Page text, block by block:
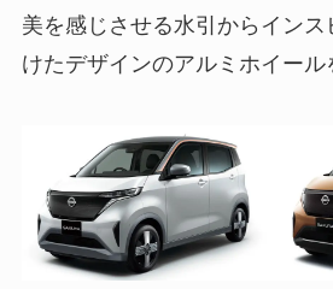
美を感じさせる水引からイン
けたデザインのアルミホイール